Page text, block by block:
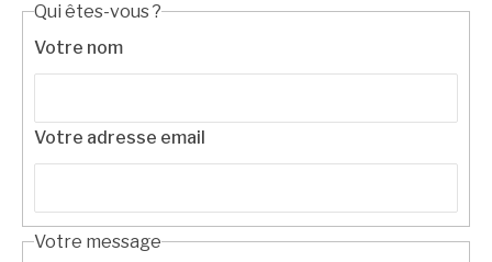
Qui êtes-vous ?
Votre nom
Votre adresse email
Votre message